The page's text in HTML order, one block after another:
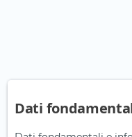
Dati